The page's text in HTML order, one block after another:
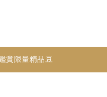
賞限量精品豆